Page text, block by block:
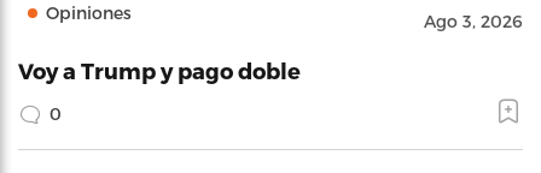
Opiniones Ago 3, 2026
Voy a Trump y pago doble
0